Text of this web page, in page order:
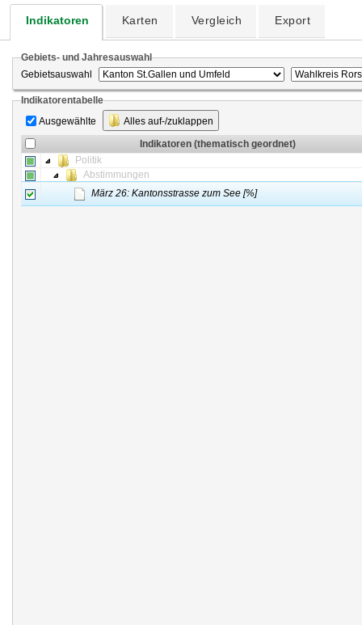
Indikatoren Karten Vergleich Export
Gebiets- und Jahresauswahl
Gebietsauswahl
Indikatorentabelle
Ausgewählte
Alles auf-/zuklappen
Indikatoren (thematisch geordnet)
Politik
Abstimmungen
März 26: Kantonsstrasse zum See [%]